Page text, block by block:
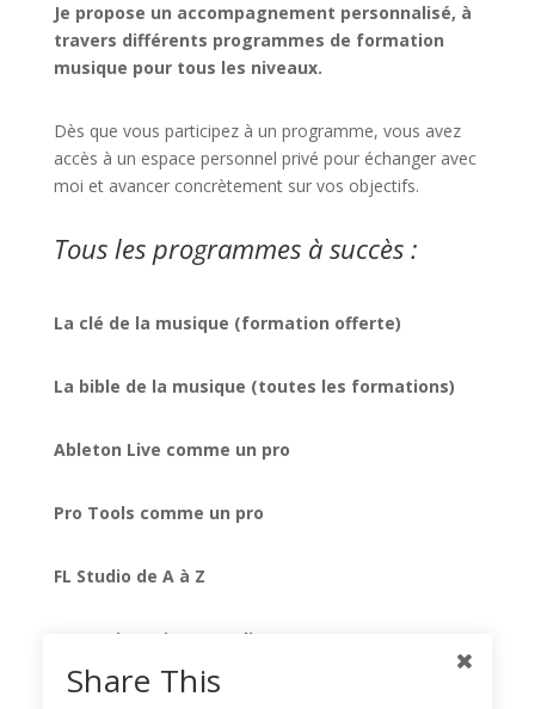
Je propose un accompagnement personnalisé, à
travers différents programmes de formation
musique pour tous les niveaux.
Dès que vous participez à un programme, vous avez
accès à un espace personnel privé pour échanger avec
moi et avancer concrètement sur vos objectifs.
Tous les programmes à succès :
La clé de la musique (formation offerte)
La bible de la musique (toutes les formations)
Ableton Live comme un pro
Pro Tools comme un pro
FL Studio de A à Z
Formation mixage audio
Share This